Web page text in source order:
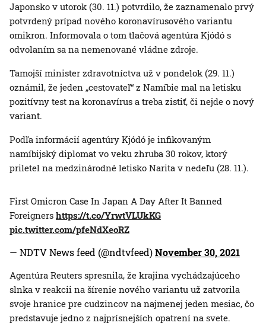
Japonsko v utorok (30. 11.) potvrdilo, že zaznamenalo prvý
potvrdený prípad nového koronavírusového variantu
omikron. Informovala o tom tlačová agentúra Kjódó s
odvolaním sa na nemenované vládne zdroje.
Tamojší minister zdravotníctva už v pondelok (29. 11.)
oznámil, že jeden „cestovateľ“ z Namíbie mal na letisku
pozitívny test na koronavírus a treba zistiť, či nejde o nový
variant.
Podľa informácií agentúry Kjódó je infikovaným
namíbijský diplomat vo veku zhruba 30 rokov, ktorý
priletel na medzinárodné letisko Narita v nedeľu (28. 11.).
First Omicron Case In Japan A Day After It Banned
Foreigners https://t.co/YrwtVLUkKG
pic.twitter.com/pfeNdXeoRZ
— NDTV News feed (@ndtvfeed)November 30, 2021
Agentúra Reuters spresnila, že krajina vychádzajúceho
slnka v reakcii na šírenie nového variantu už zatvorila
svoje hranice pre cudzincov na najmenej jeden mesiac, čo
predstavuje jedno z najprísnejších opatrení na svete.